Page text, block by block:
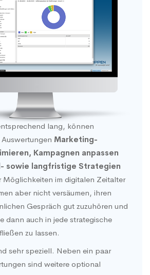
lang, können
Marketing-
Kampagnen anpassen
sowie langfristige Strategien
Möglichkeiten im digitalen Zeitalter
aber nicht versäumen, ihren
Gespräch gut zuzuhören und
dann auch in jede strategische
zu lassen.
sehr speziell. Neben ein paar
sind weitere optional